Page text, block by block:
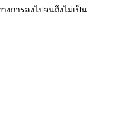
งการลงไปจนถึงไม่เป็น